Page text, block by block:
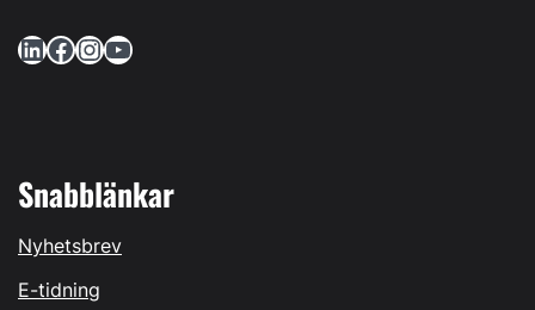
LinkedIn Facebook InstagramYouTube
Snabblänkar
Nyhetsbrev
E-tidning